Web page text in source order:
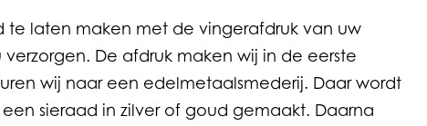
te laten maken met de vingerafdruk van uw
De afdruk maken wij in de eerste
wij naar een edelmetaalsmederij. Daar wordt
sieraad in zilver of goud gemaakt. Daarna